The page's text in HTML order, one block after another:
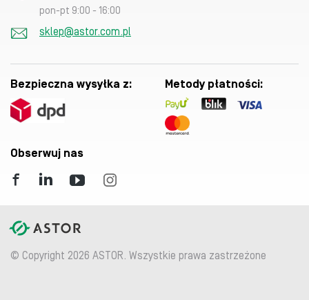
pon-pt 9:00 - 16:00
sklep@astor.com.pl
Bezpieczna wysyłka z: Metody płatności:
Obserwuj nas
© Copyright 2026 ASTOR. Wszystkie prawa zastrzeżone